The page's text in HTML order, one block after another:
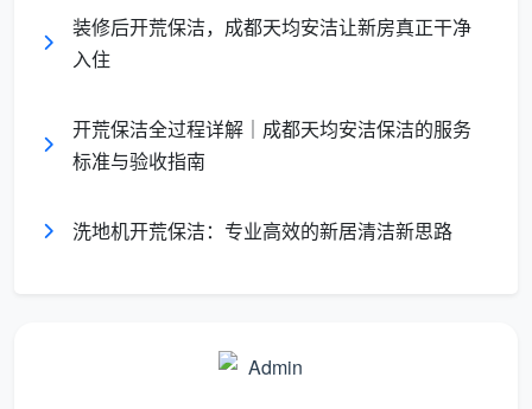
这些做法对应的，其实就是“成都精细开荒验收标
准”里经常被忽略的硬尺度。比如窗槽不仅要看，更要用
“白布零黑痕”测试。
做完精开荒，下一步如果要做入住前的收纳整理与
装修后开荒保洁，成都天均安洁让新房真正干净
入住
开荒保洁全过程详解｜成都天均安洁保洁的服务
标准与验收指南
洗地机开荒保洁：专业高效的新居清洁新思路